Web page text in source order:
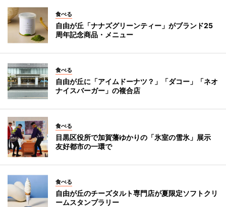
食べる
自由が丘「ナナズグリーンティー」がブランド25
周年記念商品・メニュー
食べる
自由が丘に「アイムドーナツ？」「ダコー」「ネオ
ナイスバーガー」の複合店
食べる
目黒区役所で加賀藩ゆかりの「氷室の雪氷」展示
友好都市の一環で
食べる
自由が丘のチーズタルト専門店が夏限定ソフトクリ
ームスタンプラリー